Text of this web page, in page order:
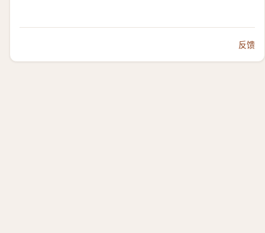
反馈